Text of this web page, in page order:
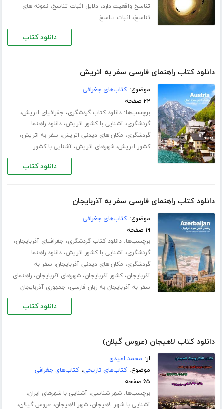
تناسخ واقعیت دارد،دلایل اثبات تناسخ،نمونه های
تناسخ، اثبات تناسخ
دانلود کتاب
دانلود کتاب راهنمای فارسی سفر به اتریش
موضوع:کتاب‌های جغرافی
۲۲ صفحه
برچسب‌ها:دانلود کتاب گردشگری، جغرافیای اتریش،
گردشگری،آشنایی با کشور اتریش،دانلود راهنما
گردشگری، مکان های دیدنی اتریش، سفر به اتریش،
کشور اتریش،شهرهای اتریش،آشنایی با کشور
دانلود کتاب
دانلود کتاب راهنمای فارسی سفر به آذربایجان
موضوع:کتاب‌های جغرافی
۱۹ صفحه
برچسب‌ها:دانلود کتاب گردشگری، جغرافیای آذربایجان،
گردشگری،آشنایی با کشور اتریش،دانلود راهنما
گردشگری، مکان های دیدنی آذربایجان، سفر به
آذربایجان،کشور آذربایجان،شهرهای آذربایجان،راهنمای
سفر به آذربایجان به زبان فارسی، جمهوری آذربایجان
دانلود کتاب
دانلود کتاب لاهیجان (عروس گیلان)
از: محمد امیدی
موضوع:کتاب‌های تاریخی،کتاب‌های جغرافی
۶۵ صفحه
برچسب‌ها:شهر شناسی،آشنایی با شهرهای ایران،
آشنایی با شهر لاهیجان،شهر لاهیجان، عروس گیلان،